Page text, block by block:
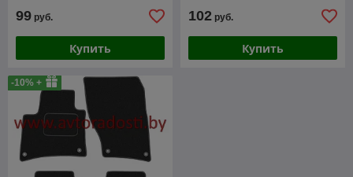
99 руб.
Купить
102 руб.
Купить
-10% +